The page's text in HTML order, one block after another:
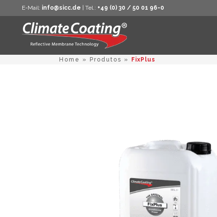
E-Mail: info@sicc.de | Tel.: +49 (0) 30 / 50 01 96-0
Home » Produtos » FixPlus